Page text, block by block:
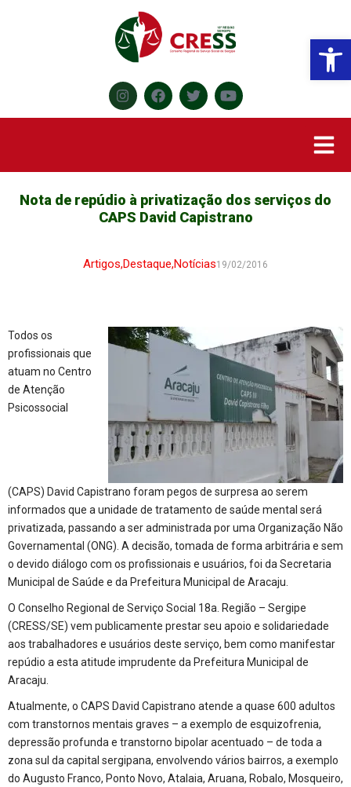
Nota de repúdio à privatização dos serviços do
CAPS David Capistrano
Artigos,Destaque,Notícias19/02/2016
Todos os
profissionais que
atuam no Centro
de Atenção
Psicossocial
(CAPS) David Capistrano foram pegos de surpresa ao serem
informados que a unidade de tratamento de saúde mental será
privatizada, passando a ser administrada por uma Organização Não
Governamental (ONG). A decisão, tomada de forma arbitrária e sem
o devido diálogo com os profissionais e usuários, foi da Secretaria
Municipal de Saúde e da Prefeitura Municipal de Aracaju.
O Conselho Regional de Serviço Social 18a. Região – Sergipe
(CRESS/SE) vem publicamente prestar seu apoio e solidariedade
aos trabalhadores e usuários deste serviço, bem como manifestar
repúdio a esta atitude imprudente da Prefeitura Municipal de
Aracaju.
Atualmente, o CAPS David Capistrano atende a quase 600 adultos
com transtornos mentais graves – a exemplo de esquizofrenia,
depressão profunda e transtorno bipolar acentuado – de toda a
zona sul da capital sergipana, envolvendo vários bairros, a exemplo
do Augusto Franco, Ponto Novo, Atalaia, Aruana, Robalo, Mosqueiro,